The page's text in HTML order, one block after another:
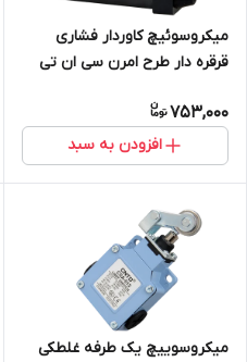
میکروسوئیچ کاوردار فشاری
قرقره دار طرح امرن سی ان تی
753,000
افزودن به سبد
میکروسوییچ یک طرفه غلطکی